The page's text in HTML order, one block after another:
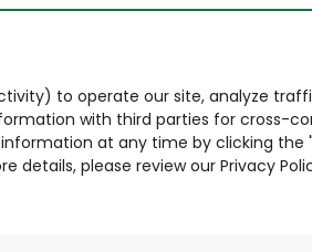
to operate our site, analyze
with third parties for cross-
at any time by clicking the
details, please review our Privacy